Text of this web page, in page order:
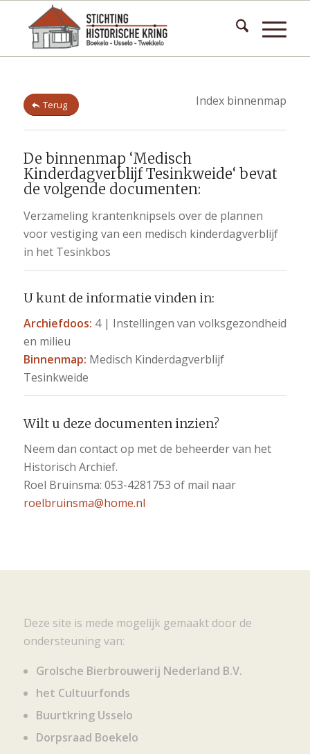
Terug Index binnenmap
De binnenmap ‘Medisch
Kinderdagverblijf Tesinkweide‘ bevat
de volgende documenten:
Verzameling krantenknipsels over de plannen
voor vestiging van een medisch kinderdagverblijf
in het Tesinkbos
U kunt de informatie vinden in:
Archiefdoos: 4 | Instellingen van volksgezondheid
en milieu
Binnenmap: Medisch Kinderdagverblijf
Tesinkweide
Wilt u deze documenten inzien?
Neem dan contact op met de beheerder van het
Historisch Archief.
Roel Bruinsma: 053-4281753 of mail naar
roelbruinsma@home.nl
Deze site is mede mogelijk gemaakt door de
ondersteuning van:
Grolsche Bierbrouwerij Nederland B.V.
het Cultuurfonds
Buurtkring Usselo
Dorpsraad Boekelo